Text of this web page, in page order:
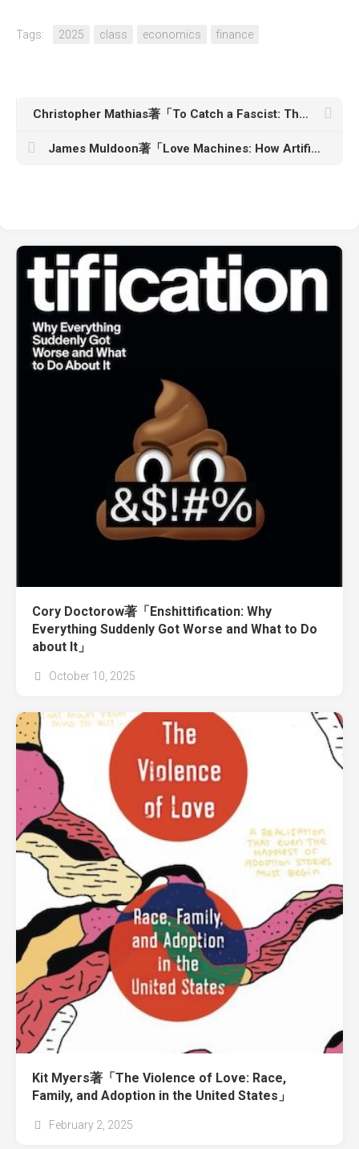
Tags: 2025 class economics finance
Christopher Mathias著「To Catch a Fascist: The Fight to Expose the Radical Right」
James Muldoon著「Love Machines: How Artificial Intelligence is Transforming Our Relationships」
Cory Doctorow著「Enshittification: Why
Everything Suddenly Got Worse and What to Do
about It」
October 10, 2025
Kit Myers著「The Violence of Love: Race,
Family, and Adoption in the United States」
February 2, 2025